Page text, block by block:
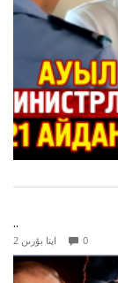
..
2 اپتا بۇرىن 0